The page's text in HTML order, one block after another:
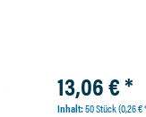
13,06 € *
Inhalt:50 Stück (0,26 €